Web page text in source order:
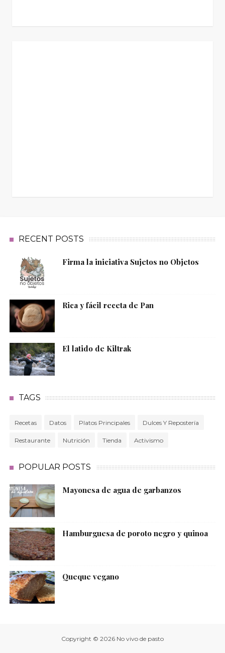
RECENT POSTS
Firma la iniciativa Sujetos no Objetos
Rica y fácil receta de Pan
El latido de Kiltrak
TAGS
Recetas Datos Platos Principales Dulces Y Repostería
Restaurante Nutrición Tienda Activismo
POPULAR POSTS
Mayonesa de agua de garbanzos
Hamburguesa de poroto negro y quinoa
Queque vegano
Copyright © 2026 No vivo de pasto